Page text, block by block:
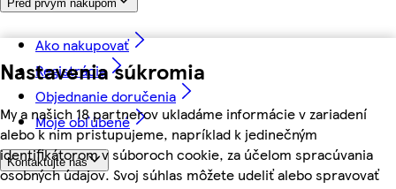
Nastavenia súkromia
My a našich 18 partnerov ukladáme informácie v zariadení
alebo k nim pristupujeme, napríklad k jedinečným
identifikátorom v súboroch cookie, za účelom spracúvania
osobných údajov. Svoj súhlas môžete udeliť alebo spravovať
Pred prvým nákupom
Ako nakupovať
Registrácia
Objednanie doručenia
Moje obľúbené
Kontaktujte nás